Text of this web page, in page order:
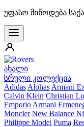
უფასო მიწოდება
ახალი
სრული კოლექცია
Adidas Alohas Armani
Calvin Klein Christian
Emporio Armani
Moncler New Balance
Philippe Model Puma